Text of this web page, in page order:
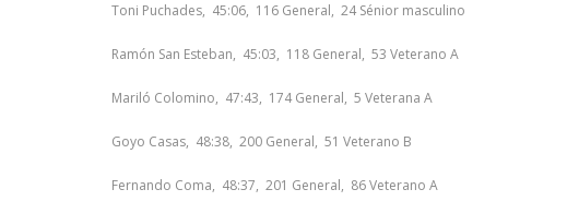
Toni Puchades, 45:06, 116 General, 24 Sénior masculino
Ramón San Esteban, 45:03, 118 General, 53 Veterano A
Mariló Colomino, 47:43, 174 General, 5 Veterana A
Goyo Casas, 48:38, 200 General, 51 Veterano B
Fernando Coma, 48:37, 201 General, 86 Veterano A